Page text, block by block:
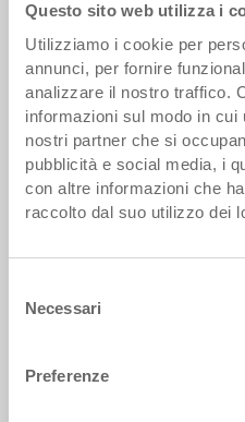
Questo sito web utilizza i
Utilizziamo i cookie per
annunci, per fornire
analizzare il nostro traffico.
informazioni sul modo in
nostri partner che si
pubblicità e social media, i
con altre informazioni che
raccolto dal suo utilizzo dei
delNecessari
Preferenze
Dati articolo
Codice
38-1966-2-11.7000.0101
Dimensioni esterne:
400 x 400 x 28 mm
Richiedi offerta